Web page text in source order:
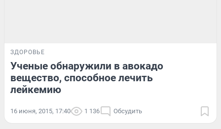
ЗДОРОВЬЕ
Ученые обнаружили в авокадо
вещество, способное лечить
лейкемию
16 июня, 2015, 17:40 1 136 Обсудить